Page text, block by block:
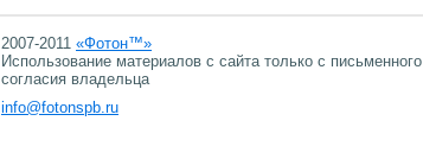
2007-2011 «Фотон™»
Использование материалов с сайта только с письменного
согласия владельца
info@fotonspb.ru